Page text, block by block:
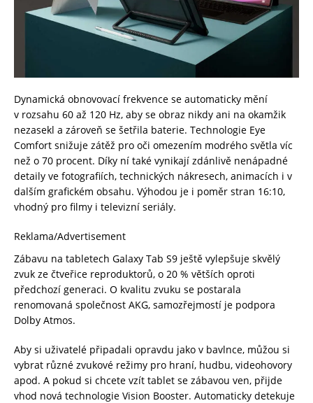
Dynamická obnovovací frekvence se automaticky mění
v rozsahu 60 až 120 Hz, aby se obraz nikdy ani na okamžik
nezasekl a zároveň se šetřila baterie. Technologie Eye
Comfort snižuje zátěž pro oči omezením modrého světla víc
než o 70 procent. Díky ní také vynikají zdánlivě nenápadné
detaily ve fotografiích, technických nákresech, animacích i v
dalším grafickém obsahu. Výhodou je i poměr stran 16:10,
vhodný pro filmy i televizní seriály.
Reklama/Advertisement
Zábavu na tabletech Galaxy Tab S9 ještě vylepšuje skvělý
zvuk ze čtveřice reproduktorů, o 20 % větších oproti
předchozí generaci. O kvalitu zvuku se postarala
renomovaná společnost AKG, samozřejmostí je podpora
Dolby Atmos.
Aby si uživatelé připadali opravdu jako v bavlnce, můžou si
vybrat různé zvukové režimy pro hraní, hudbu, videohovory
apod. A pokud si chcete vzít tablet se zábavou ven, přijde
vhod nová technologie Vision Booster. Automaticky detekuje